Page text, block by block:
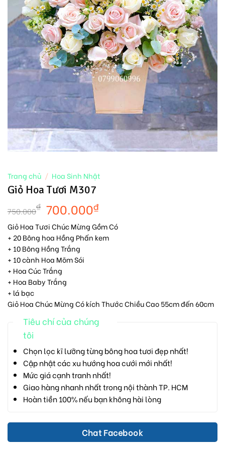
Trang chủ / Hoa Sinh Nhật
Giỏ Hoa Tươi M307
750.000₫ 700.000₫
Giỏ Hoa Tươi Chúc Mừng Gồm Có
+ 20 Bông hoa Hồng Phấn kem
+ 10 Bông Hồng Trắng
+ 10 cành Hoa Mõm Sói
+ Hoa Cúc Trắng
+ Hoa Baby Trắng
+ lá bạc
Giỏ Hoa Chúc Mừng Có kích Thước Chiều Cao 55cm đến 60cm
Tiêu chí của chúng
tôi
Chọn lọc kĩ lưỡng từng bông hoa tươi đẹp nhất!
Cập nhật các xu hướng hoa cưới mới nhất!
Mức giá cạnh tranh nhất!
Giao hàng nhanh nhất trong nội thành TP. HCM
Hoàn tiền 100% nếu bạn không hài lòng
Chat Facebook